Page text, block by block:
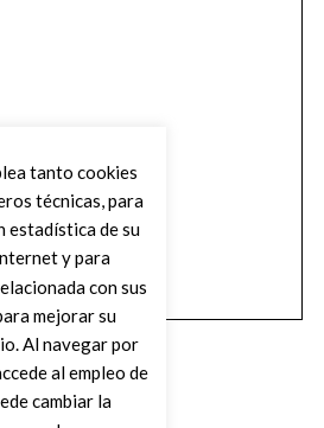
tanto cookies
técnicas, para
estadística de su
y para
con sus
mejorar su
Al navegar por
al empleo de
cambiar la